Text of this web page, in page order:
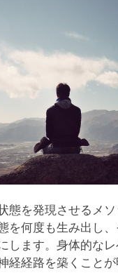
態を発現させるメ
を何度も生み出し
します。身体的な
経経路を築くこと